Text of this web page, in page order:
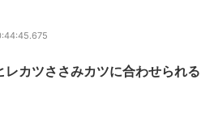
カツささみカツに合わせられる